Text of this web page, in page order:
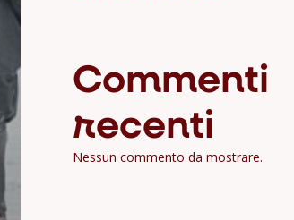
Commenti
recenti
Nessun commento da mostrare.